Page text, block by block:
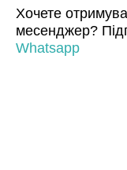
Хочете
месенджер?
Whatsapp